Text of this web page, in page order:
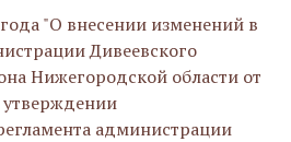
"О внесении изменений в
Дивеевского
Нижегородской области от
администрации